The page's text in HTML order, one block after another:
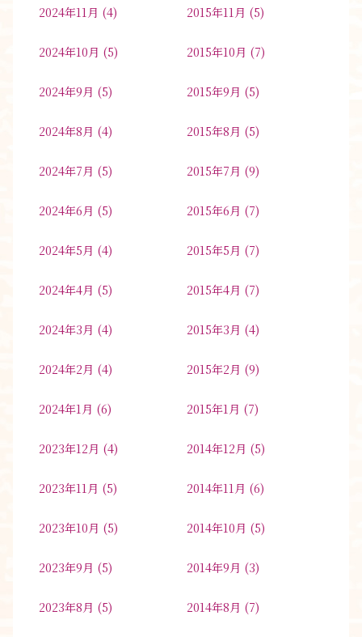
2024年11月 (4)
2024年10月 (5)
2024年9月 (5)
2024年8月 (4)
2024年7月 (5)
2024年6月 (5)
2024年5月 (4)
2024年4月 (5)
2024年3月 (4)
2024年2月 (4)
2024年1月 (6)
2023年12月 (4)
2023年11月 (5)
2023年10月 (5)
2023年9月 (5)
2023年8月 (5)
2015年11月 (5)
2015年10月 (7)
2015年9月 (5)
2015年8月 (5)
2015年7月 (9)
2015年6月 (7)
2015年5月 (7)
2015年4月 (7)
2015年3月 (4)
2015年2月 (9)
2015年1月 (7)
2014年12月 (5)
2014年11月 (6)
2014年10月 (5)
2014年9月 (3)
2014年8月 (7)